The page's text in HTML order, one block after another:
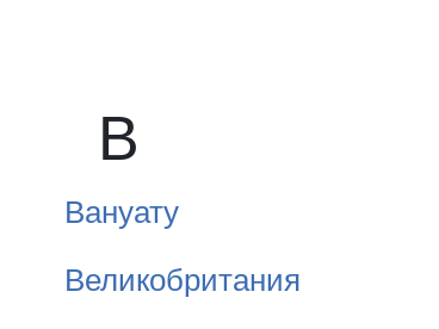
В
Вануату
Великобритания